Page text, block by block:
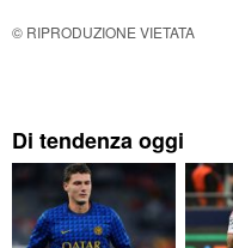
© RIPRODUZIONE VIETATA
Di tendenza oggi